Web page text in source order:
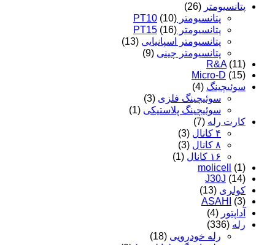
پتانسیومتر (26)
پتانسیومتر PT10 (10)
پتانسیومتر PT15 (16)
پتانسیومتر اسپانیایی (13)
پتانسیومتر چینی (9)
R&A (11)
Micro-D (15)
سوئیچینگ (4)
سوئیچینگ فلزی (3)
سوئیچینگ پلاستیکی (1)
کارت رله (7)
۴ کانال
(3)
۸ کانال
(3)
۱۶ کانال
(1)
molicell
(1)
J30J (14)
کولری (13)
ASAHI
(3)
آداپتور (4)
رله (336)
رله خودرویی (18)